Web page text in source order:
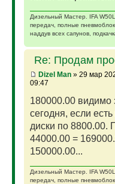
Дизельный Мастер. IFA
передач, полные
наддув всех сапунов,
Re: Продам
Dizel Man» 29 мар
09:47
180000.00 видимо
сегодня, если
диски по 8800.00.
44000.00 =
150000.00...
Дизельный Мастер. IFA
передач, полные